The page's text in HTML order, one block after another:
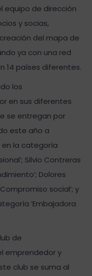
equipo de dirección
y socias,
del mapa de
ya con una red
14 países diferentes.
los
en sus diferentes
se entregan por
este año a
en la categoría
Silvio Contreras
Dolores
social’; y
‘Embajadora
de
emprendedor y
club se suma al